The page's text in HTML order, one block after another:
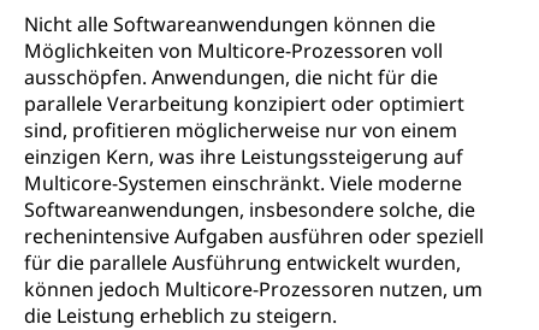
Nicht alle Softwareanwendungen können die
Möglichkeiten von Multicore-Prozessoren voll
ausschöpfen. Anwendungen, die nicht für die
parallele Verarbeitung konzipiert oder optimiert
sind, profitieren möglicherweise nur von einem
einzigen Kern, was ihre Leistungssteigerung auf
Multicore-Systemen einschränkt. Viele moderne
Softwareanwendungen, insbesondere solche, die
rechenintensive Aufgaben ausführen oder speziell
für die parallele Ausführung entwickelt wurden,
können jedoch Multicore-Prozessoren nutzen, um
die Leistung erheblich zu steigern.